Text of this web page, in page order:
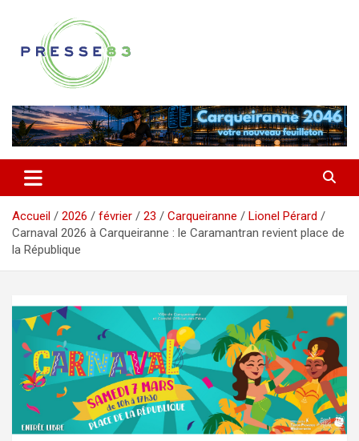
contenu
Presse 83
Accueil 2026 février 23 Carqueiranne
Lionel Pérard
Carnaval 2026 à Carqueiranne : le Caramantran revient place de
la République